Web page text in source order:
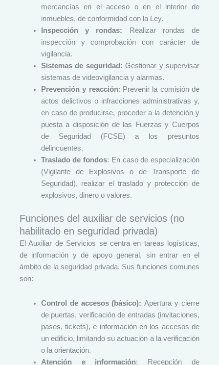
mercancías en el acceso o en el interior de
inmuebles, de conformidad con la Ley.
Inspección y rondas: Realizar rondas de
inspección y comprobación con carácter de
vigilancia.
Sistemas de seguridad: Gestionar y supervisar
sistemas de videovigilancia y alarmas.
Prevención y reacción: Prevenir la comisión de
actos delictivos o infracciones administrativas y,
en caso de producirse, proceder a la detención y
puesta a disposición de las Fuerzas y Cuerpos
de Seguridad (FCSE) a los presuntos
delincuentes.
Traslado de fondos: En caso de especialización
(Vigilante de Explosivos o de Transporte de
Seguridad), realizar el traslado y protección de
explosivos, dinero o valores.
Funciones del auxiliar de servicios (no
habilitado en seguridad privada)
El Auxiliar de Servicios se centra en tareas logísticas,
de información y de apoyo general, sin entrar en el
ámbito de la seguridad privada. Sus funciones comunes
son:
Control de accesos (básico):Apertura y cierre
de puertas, verificación de entradas (invitaciones,
pases, tickets), e información en los accesos de
un edificio, limitando su actuación a la verificación
o la orientación.
Atención e información: Recepción de